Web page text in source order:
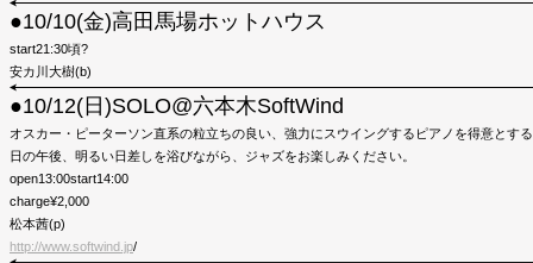
●10/10(金)高田馬場ホットハウス
start21:30頃?
安カ川大樹(b)
●10/12(日)SOLO@六本木SoftWind
オスカー・ピーターソン直系の粒立ちの良い、強力にスウイングするピアノを得意とす
日の午後、明るい日差しを浴びながら、ジャズをお楽しみください。
open13:00start14:00
charge¥2,000
松本茜(p)
http://www.softwind.jp/